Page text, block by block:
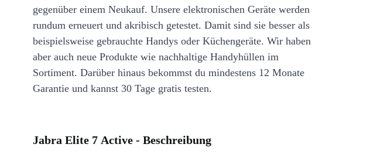
gegenüber einem Neukauf. Unsere elektronischen Geräte werden
rundum erneuert und akribisch getestet. Damit sind sie besser als
beispielsweise gebrauchte Handys oder Küchengeräte. Wir haben
aber auch neue Produkte wie nachhaltige Handyhüllen im
Sortiment. Darüber hinaus bekommst du mindestens 12 Monate
Garantie und kannst 30 Tage gratis testen.
Jabra Elite 7 Active - Beschreibung